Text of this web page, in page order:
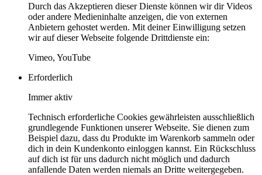
Durch das Akzeptieren dieser Dienste können wir dir Videos
oder andere Medieninhalte anzeigen, die von externen
Anbietern gehostet werden. Mit deiner Einwilligung setzen
wir auf dieser Webseite folgende Drittdienste ein:
Vimeo, YouTube
Erforderlich
Immer aktiv
Technisch erforderliche Cookies gewährleisten ausschließlich
grundlegende Funktionen unserer Webseite. Sie dienen zum
Beispiel dazu, dass du Produkte im Warenkorb sammeln oder
dich in dein Kundenkonto einloggen kannst. Ein Rückschluss
auf dich ist für uns dadurch nicht möglich und dadurch
anfallende Daten werden niemals an Dritte weitergegeben.